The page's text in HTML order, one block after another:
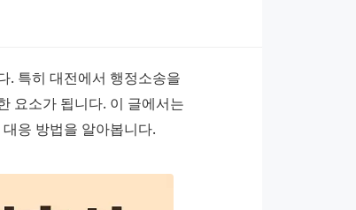
. 특히 대전에서 행정소송을
요소가 됩니다. 이 글에서는
응 방법을 알아봅니다.